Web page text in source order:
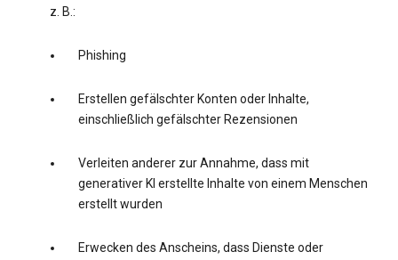
z. B.:
Phishing
Erstellen gefälschter Konten oder Inhalte,
einschließlich gefälschter Rezensionen
Verleiten anderer zur Annahme, dass mit
generativer KI erstellte Inhalte von einem Menschen
erstellt wurden
Erwecken des Anscheins, dass Dienste oder